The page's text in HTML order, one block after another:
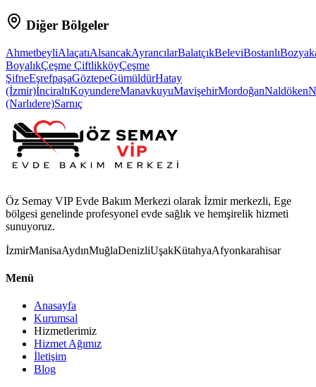
Diğer Bölgeler
AhmetbeyliAlaçatıAlsancakAyrancılarBalatçıkBeleviBostanlı
BoyalıkÇeşme ÇiftlikköyÇeşme
ŞifneEşrefpaşaGöztepeGümüldürHatay
(İzmir)İnciraltıKoyundereManavkuyuMavişehirMordoğanNaldöken
(Narlıdere)Sarnıç
Öz Semay VIP Evde Bakım Merkezi olarak İzmir merkezli, Ege
bölgesi genelinde profesyonel evde sağlık ve hemşirelik hizmeti
sunuyoruz.
İzmirManisaAydınMuğlaDenizliUşakKütahyaAfyonkarahisar
Menü
Anasayfa
Kurumsal
Hizmetlerimiz
Hizmet Ağımız
İletişim
Blog